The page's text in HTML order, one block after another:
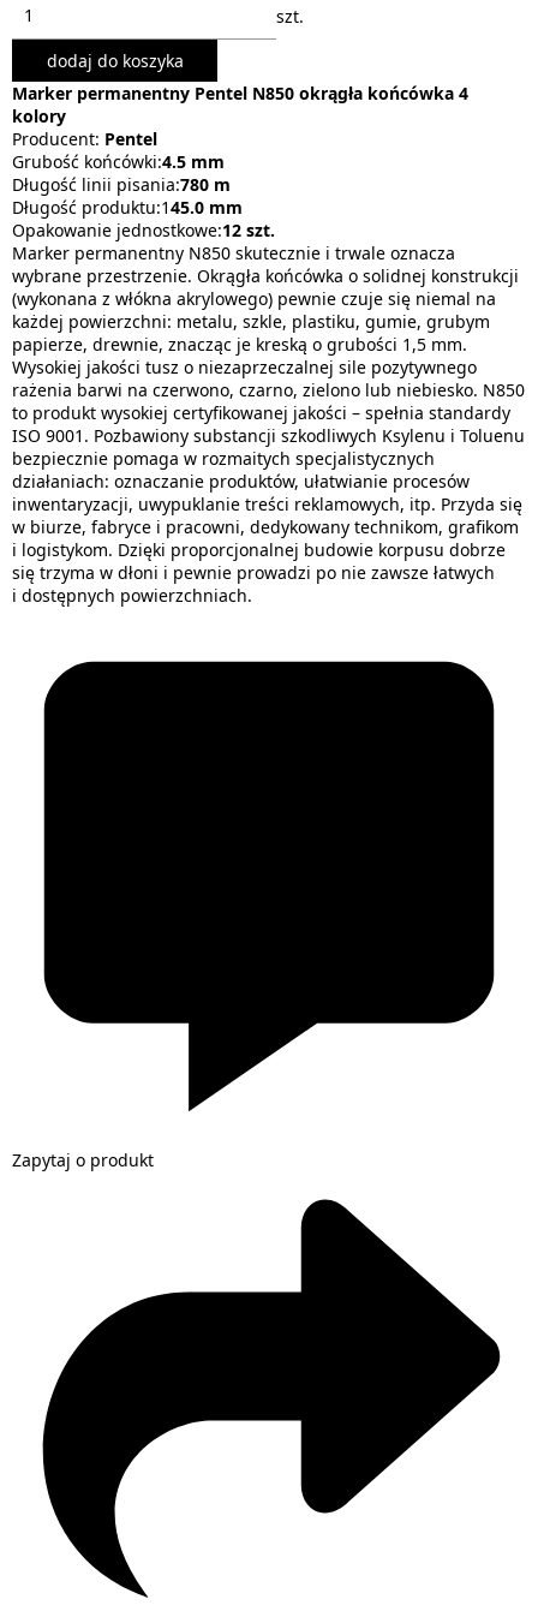
szt.
dodaj do koszyka
Marker permanentny Pentel N850 okrągła końcówka 4
kolory
Producent: Pentel
Grubość końcówki:4.5 mm
Długość linii pisania:780 m
Długość produktu:145.0 mm
Opakowanie jednostkowe:12 szt.
Marker permanentny N850 skutecznie i trwale oznacza
wybrane przestrzenie. Okrągła końcówka o solidnej konstrukcji
(wykonana z włókna akrylowego) pewnie czuje się niemal na
każdej powierzchni: metalu, szkle, plastiku, gumie, grubym
papierze, drewnie, znacząc je kreską o grubości 1,5 mm.
Wysokiej jakości tusz o niezaprzeczalnej sile pozytywnego
rażenia barwi na czerwono, czarno, zielono lub niebiesko. N850
to produkt wysokiej certyfikowanej jakości – spełnia standardy
ISO 9001. Pozbawiony substancji szkodliwych Ksylenu i Toluenu
bezpiecznie pomaga w rozmaitych specjalistycznych
działaniach: oznaczanie produktów, ułatwianie procesów
inwentaryzacji, uwypuklanie treści reklamowych, itp. Przyda się
w biurze, fabryce i pracowni, dedykowany technikom, grafikom
i logistykom. Dzięki proporcjonalnej budowie korpusu dobrze
się trzyma w dłoni i pewnie prowadzi po nie zawsze łatwych
i dostępnych powierzchniach.
Zapytaj o produkt